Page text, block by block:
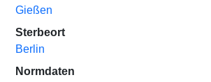
Gießen
Sterbeort
Berlin
Normdaten